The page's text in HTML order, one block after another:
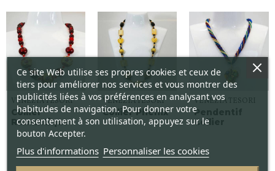
VENEZIA TESORI
Collier
Romantique
VENEZIA TESORI
Collier Phénix
VENEZIA TESORI
Pendentif
Collier
Ce site Web utilise ses propres cookies et ceux de
tiers pour améliorer nos services et vous montrer des
publicités liées à vos préférences en analysant vos
habitudes de navigation. Pour donner votre
consentement à son utilisation, appuyez sur le
bouton Accepter.
Plus d'informations Personnaliser les cookies